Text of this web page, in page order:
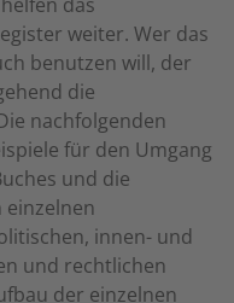
weiter. Wer das
benutzen will, der
die
nachfolgenden
für den Umgang
und die
einzelnen
innen- und
und rechtlichen
der einzelnen